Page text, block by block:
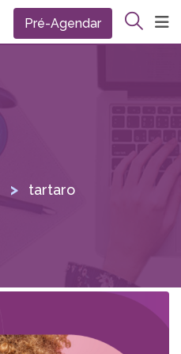
Pré-Agendar
> tartaro